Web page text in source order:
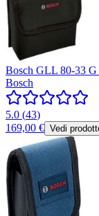
Bosch GLL 80-33
Bosch
5.0 (43)
169,00 € Vedi